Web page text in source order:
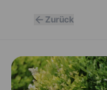
Zurück